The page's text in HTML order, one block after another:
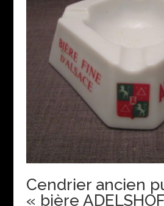
Cendrier ancien
« bière